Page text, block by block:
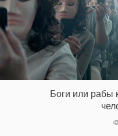
Боги или рабы